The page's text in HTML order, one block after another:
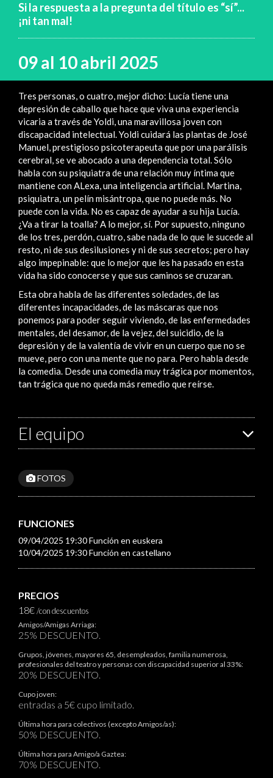
Si la respuesta a la pregunta del título es “sí”...
¡ni tan mal!
09 al 10 abril 2025
Tres personas, o cuatro, mejor dicho: Lucía tiene una
depresión de caballo que hace que viva una experiencia
vicaria a través de Yoldi, una maravillosa joven con
discapacidad intelectual. Yoldi cuidará las plantas de José
Manuel, prestigioso psicoterapeuta que por una parálisis
cerebral, se ve abocado a una dependencia total. Sólo
habla con su psiquiatra de una relación muy íntima que
mantiene con ALexa, una inteligencia artificial. Martina,
psiquiatra, un pelín misántropa, que no puede más. No
puede con la vida. No es capaz de ayudar a su hija Lucía.
¿Va a tirar la toalla? A lo mejor, sí. Por supuesto, ninguno
de los tres, perdón, cuatro, sabe nada de lo que le sucede al
resto, ni de sus desilusiones y ni de sus secretos; pero hay
algo impepinable: que lo mejor que les ha pasado en esta
vida ha sido conocerse y que sus caminos se cruzaran.
Esta obra habla de las diferentes soledades, de las
diferentes incapacidades, de las máscaras que nos
ponemos para poder seguir viviendo, de las enfermedades
mentales, del desamor, de la vejez, del suicidio, de la
depresión y de la valentía de vivir en un cuerpo que no se
mueve, pero con una mente que no para. Pero habla desde
la comedia. Desde una comedia muy trágica por momentos,
tan trágica que no queda más remedio que reírse.
El equipo
FOTOS
FUNCIONES
09/04/2025 19:30 Función en euskera
10/04/2025 19:30 Función en castellano
PRECIOS
18€/con descuentos
Amigos/Amigas Arriaga:
25% DESCUENTO.
Grupos, jóvenes, mayores 65, desempleados, familia numerosa,
profesionales del teatro y personas con discapacidad superior al 33%:
20% DESCUENTO.
Cupo joven:
entradas a 5€ cupo limitado.
Última hora para colectivos (excepto Amigos/as):
50% DESCUENTO.
Última hora para Amigo/a Gaztea:
70% DESCUENTO.